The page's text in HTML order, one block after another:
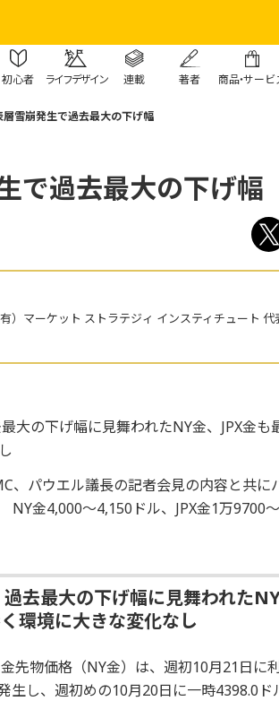
初心者 ライフデザイン 連載 著者 商品・サービ
雪崩発生で過去最大の下げ幅
で過去最大の下げ幅
）マーケット ストラテジィ インスティチュート 代
大の下げ幅に見舞われたNY金、JPX金
、パウエル議長の記者会見の内容と共に
金4,000～4,150ドル、JPX金1万9700
去最大の下げ幅に見舞われた
環境に大きな変化なし
先物価格（NY金）は、週初10月21日に
生し、週初めの10月20日に一時4398.0ド